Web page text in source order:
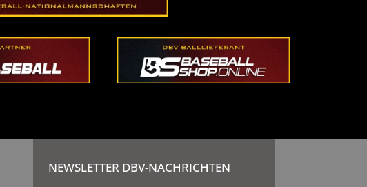
NEWSLETTER DBV-NACHRICHTEN